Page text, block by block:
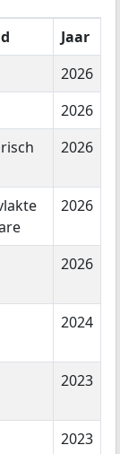
Jaar
2026
2026
2026
2026
2026
2024
2023
2023